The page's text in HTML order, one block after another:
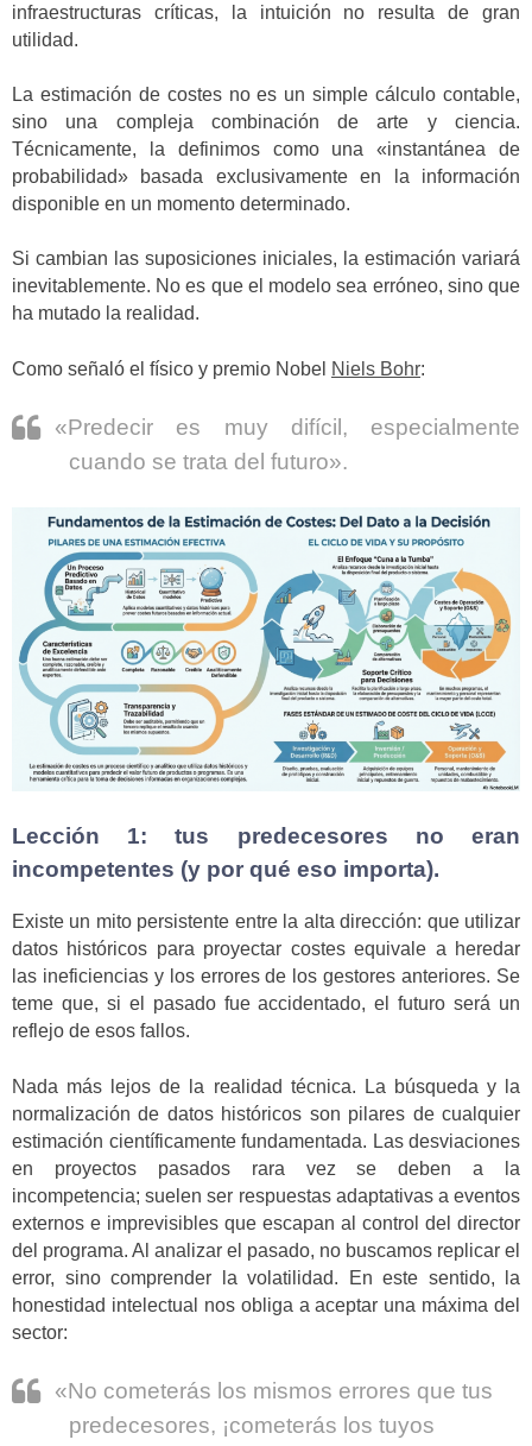
infraestructuras críticas, la intuición no resulta de gran
utilidad.
La estimación de costes no es un simple cálculo contable,
sino una compleja combinación de arte y ciencia.
Técnicamente, la definimos como una «instantánea de
probabilidad» basada exclusivamente en la información
disponible en un momento determinado.
Si cambian las suposiciones iniciales, la estimación variará
inevitablemente. No es que el modelo sea erróneo, sino que
ha mutado la realidad.
Como señaló el físico y premio Nobel Niels Bohr:
«Predecir es muy difícil, especialmente
cuando se trata del futuro».
Lección 1: tus predecesores no eran
incompetentes (y por qué eso importa).
Existe un mito persistente entre la alta dirección: que utilizar
datos históricos para proyectar costes equivale a heredar
las ineficiencias y los errores de los gestores anteriores. Se
teme que, si el pasado fue accidentado, el futuro será un
reflejo de esos fallos.
Nada más lejos de la realidad técnica. La búsqueda y la
normalización de datos históricos son pilares de cualquier
estimación científicamente fundamentada. Las desviaciones
en proyectos pasados rara vez se deben a la
incompetencia; suelen ser respuestas adaptativas a eventos
externos e imprevisibles que escapan al control del director
del programa. Al analizar el pasado, no buscamos replicar el
error, sino comprender la volatilidad. En este sentido, la
honestidad intelectual nos obliga a aceptar una máxima del
sector:
«No cometerás los mismos errores que tus
predecesores, ¡cometerás los tuyos